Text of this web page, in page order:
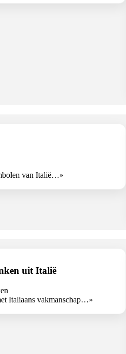
van Italië…»
uit Italië
Italiaans vakmanschap…»